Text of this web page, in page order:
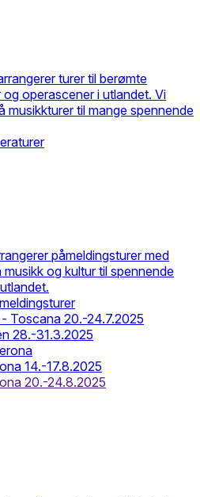
turer til berømte
operascener i utlandet. Vi
musikkturer til mange spennende
påmeldingsturer med
og kultur til spennende
Toscana 20.-24.7.2025
28.-31.3.2025
14.-17.8.2025
20.-24.8.2025